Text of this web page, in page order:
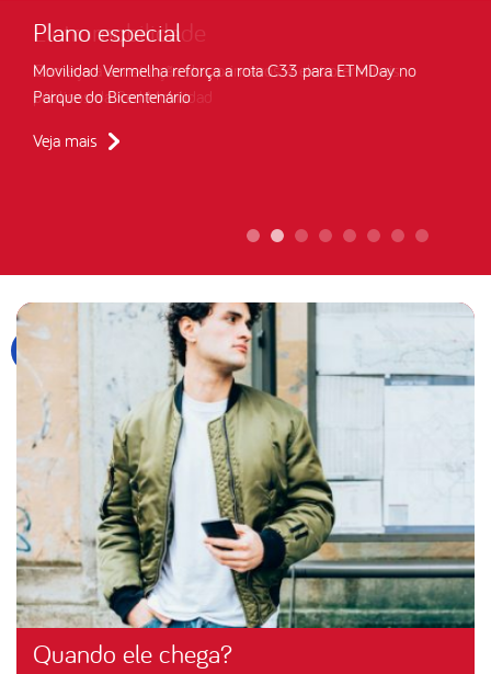
Eletromobilidade
Começa a construção dos primeiros 4 eletroterminais
públicos da Red Movilidad
Veja mais
Quando ele chega?